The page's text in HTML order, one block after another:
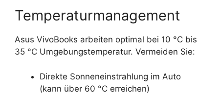
Temperaturmanagement
Asus VivoBooks arbeiten optimal bei 10 °C bis
35 °C Umgebungstemperatur. Vermeiden Sie:
Direkte Sonneneinstrahlung im Auto
(kann über 60 °C erreichen)